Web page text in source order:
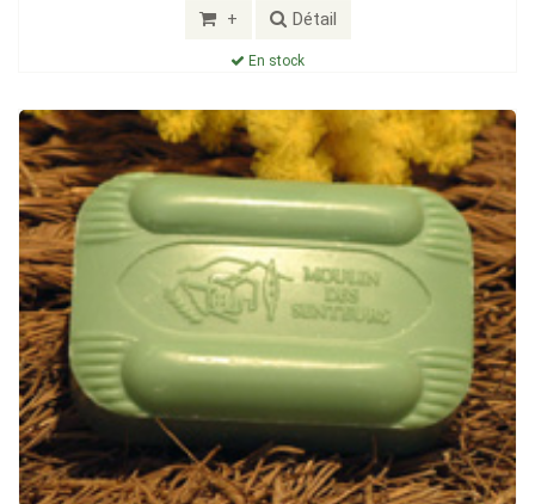
+ Détail
En stock